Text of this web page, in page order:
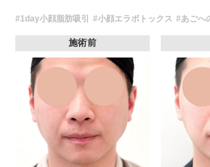
ジュビダームビスタウルトラXC 109,800円(税込)
クレヴィエルコントア 109,800円(税込)
ボリューマ 131,800円(税込)
オプション：表面麻酔 3,300円(税込) 笑気麻酔
#1day小顔脂肪吸引 #小顔エラボトックス #あごへ
施術前